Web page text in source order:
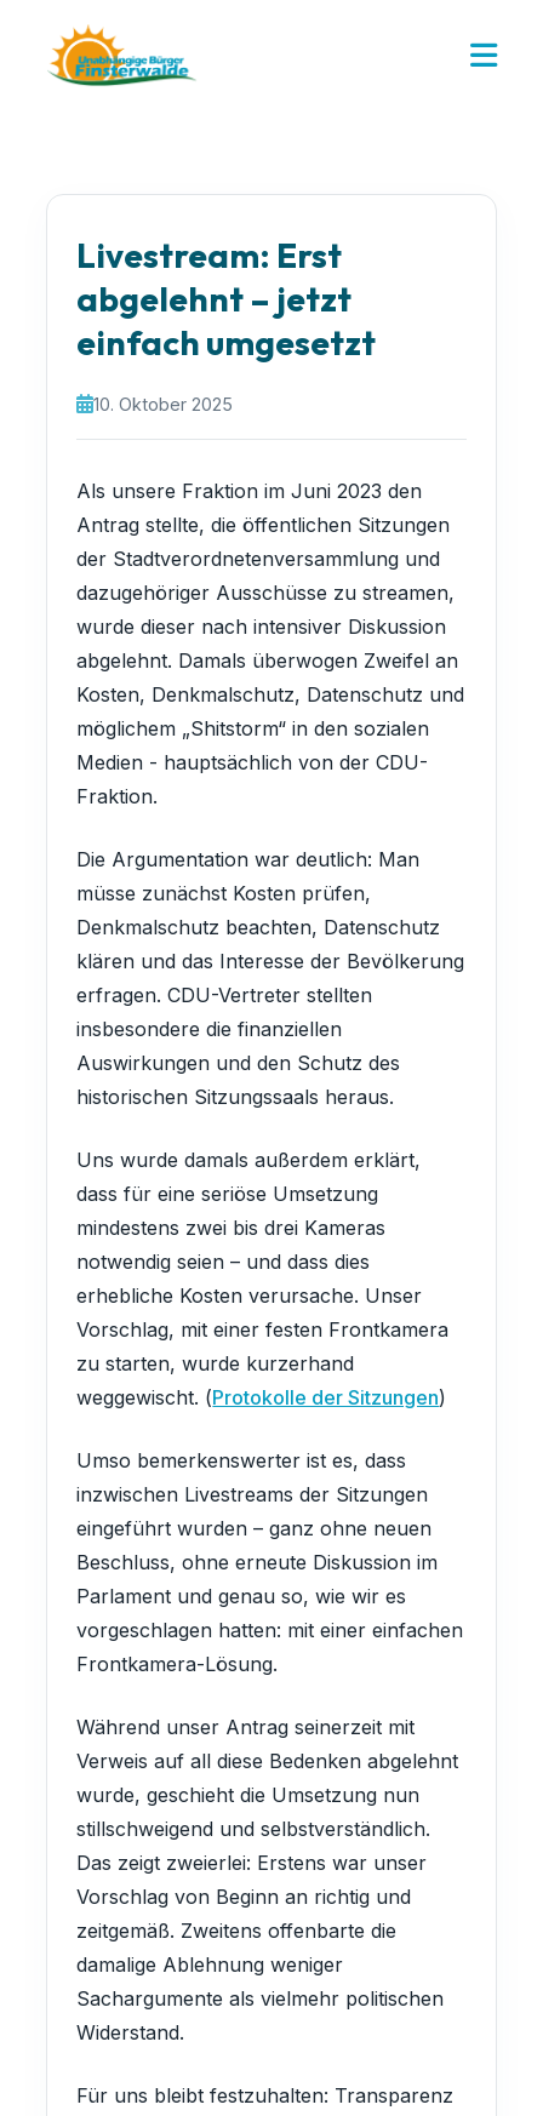
Livestream: Erst
abgelehnt – jetzt
einfach umgesetzt
10. Oktober 2025
Als unsere Fraktion im Juni 2023 den
Antrag stellte, die öffentlichen Sitzungen
der Stadtverordnetenversammlung und
dazugehöriger Ausschüsse zu streamen,
wurde dieser nach intensiver Diskussion
abgelehnt. Damals überwogen Zweifel an
Kosten, Denkmalschutz, Datenschutz und
möglichem „Shitstorm“ in den sozialen
Medien - hauptsächlich von der CDU-
Fraktion.
Die Argumentation war deutlich: Man
müsse zunächst Kosten prüfen,
Denkmalschutz beachten, Datenschutz
klären und das Interesse der Bevölkerung
erfragen. CDU-Vertreter stellten
insbesondere die finanziellen
Auswirkungen und den Schutz des
historischen Sitzungssaals heraus.
Uns wurde damals außerdem erklärt,
dass für eine seriöse Umsetzung
mindestens zwei bis drei Kameras
notwendig seien – und dass dies
erhebliche Kosten verursache. Unser
Vorschlag, mit einer festen Frontkamera
zu starten, wurde kurzerhand
weggewischt. (Protokolle der Sitzungen)
Umso bemerkenswerter ist es, dass
inzwischen Livestreams der Sitzungen
eingeführt wurden – ganz ohne neuen
Beschluss, ohne erneute Diskussion im
Parlament und genau so, wie wir es
vorgeschlagen hatten: mit einer einfachen
Frontkamera-Lösung.
Während unser Antrag seinerzeit mit
Verweis auf all diese Bedenken abgelehnt
wurde, geschieht die Umsetzung nun
stillschweigend und selbstverständlich.
Das zeigt zweierlei: Erstens war unser
Vorschlag von Beginn an richtig und
zeitgemäß. Zweitens offenbarte die
damalige Ablehnung weniger
Sachargumente als vielmehr politischen
Widerstand.
Für uns bleibt festzuhalten: Transparenz